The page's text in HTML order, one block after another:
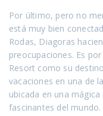
Por último, pero no
está muy bien
Rodas, Diagoras
preocupaciones. Es
Resort como su
vacaciones en una de
ubicada en una
fascinantes del mundo.